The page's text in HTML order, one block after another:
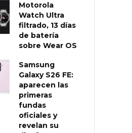
Motorola
Watch Ultra
filtrado, 13 días
de batería
sobre Wear OS
Samsung
Galaxy S26 FE:
aparecen las
primeras
fundas
oficiales y
revelan su